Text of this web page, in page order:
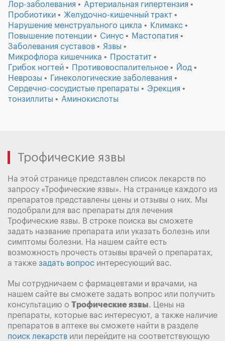
Лор-заболевания
Артериальная гипертензия
Пробиотики
Желудочно-кишечный тракт
Нарушение менструального цикла
Климакс
Повышение потенции
Синус
Мастопатия
Заболевания суставов
Язвы
Микрофлора кишечника
Простатит
Грибок ногтей
Противовоспалительное
Йод
Неврозы
Гинекологические заболевания
Сердечно-сосудистые препараты
Эрекция
тонзиллиты
Аминокислоты
Трофические язвы
На этой странице представлен список лекарств по
запросу «Трофические язвы». На странице каждого из
препаратов представлены цены и отзывы о них. Мы
подобрали для вас препараты для лечения
Трофические язвы. В строке поиска вы сможете
задать название препарата или указать болезнь или
симптомы болезни. На нашем сайте есть
возможность прочесть отзывы врачей о препаратах,
а также задать вопрос интересующий вас.
Мы сотрудничаем с фармацевтами и врачами, на
нашем сайте вы сможете задать вопрос или получить
консультацию о Трофические язвы. Цены на
препараты, которые вас интересуют, а также наличие
препаратов в аптеке вы сможете найти в разделе
поиск лекарств или перейдите на соответствующую